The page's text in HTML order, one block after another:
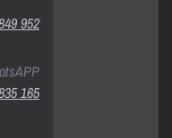
952
165